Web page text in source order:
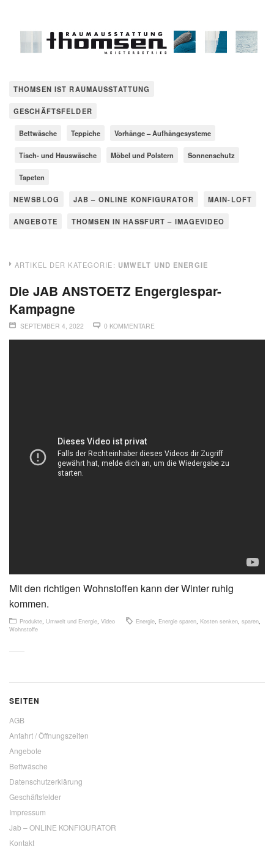
THOMSEN IST RAUMAUSSTATTUNG
GESCHÄFTSFELDER
Bettwäsche Teppiche Vorhänge – Aufhängesysteme
Tisch- und Hauswäsche Möbel und Polstern Sonnenschutz
Tapeten
NEWSBLOG JAB – ONLINE KONFIGURATOR MAIN-LOFT
ANGEBOTE THOMSEN IN HASSFURT – IMAGEVIDEO
ARTIKEL DER KATEGORIE: UMWELT UND ENERGIE
Die JAB ANSTOETZ Engergiespar-
Kampagne
SEPTEMBER 4, 2022 0 KOMMENTARE
Mit den richtigen Wohnstoffen kann der Winter ruhig
kommen.
Produkte Umwelt und Energie Video Energie Energie sparen Kosten senken sparen
Wohnstoffe
SEITEN
AGB
Anfahrt / Öffnungszeiten
Angebote
Bettwäsche
Datenschutzerklärung
Geschäftsfelder
Impressum
Jab – ONLINE KONFIGURATOR
Kontakt